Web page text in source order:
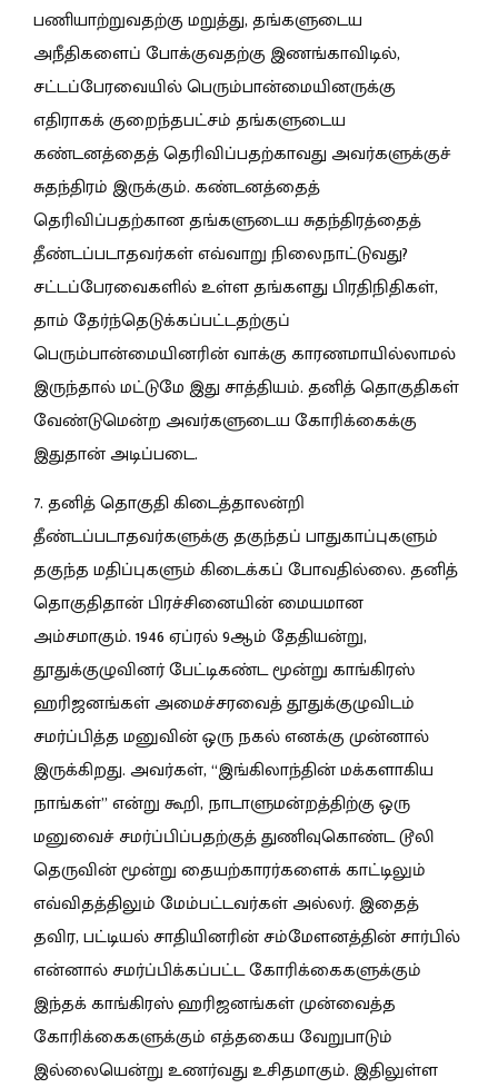
பணியாற்றுவதற்கு மறுத்து, தங்களுடைய
அநீதிகளைப் போக்குவதற்கு இணங்காவிடில்,
சட்டப்பேரவையில் பெரும்பான்மையினருக்கு
எதிராகக் குறைந்தபட்சம் தங்களுடைய
கண்டனத்தைத் தெரிவிப்பதற்காவது அவர்களுக்குச்
சுதந்திரம் இருக்கும். கண்டனத்தைத்
தெரிவிப்பதற்கான தங்களுடைய சுதந்திரத்தைத்
தீண்டப்படாதவர்கள் எவ்வாறு நிலைநாட்டுவது?
சட்டப்பேரவைகளில் உள்ள தங்களது பிரதிநிதிகள்,
தாம் தேர்ந்தெடுக்கப்பட்டதற்குப்
பெரும்பான்மையினரின் வாக்கு காரணமாயில்லாமல்
இருந்தால் மட்டுமே இது சாத்தியம். தனித் தொகுதிகள்
வேண்டுமென்ற அவர்களுடைய கோரிக்கைக்கு
இதுதான் அடிப்படை.
7. தனித் தொகுதி கிடைத்தாலன்றி
தீண்டப்படாதவர்களுக்கு தகுந்தப் பாதுகாப்புகளும்
தகுந்த மதிப்புகளும் கிடைக்கப் போவதில்லை. தனித்
தொகுதிதான் பிரச்சினையின் மையமான
அம்சமாகும். 1946 ஏப்ரல் 9ஆம் தேதியன்று,
தூதுக்குழுவினர் பேட்டிகண்ட மூன்று காங்கிரஸ்
ஹரிஜனங்கள் அமைச்சரவைத் தூதுக்குழுவிடம்
சமர்ப்பித்த மனுவின் ஒரு நகல் எனக்கு முன்னால்
இருக்கிறது. அவர்கள், “இங்கிலாந்தின் மக்களாகிய
நாங்கள்” என்று கூறி, நாடாளுமன்றத்திற்கு ஒரு
மனுவைச் சமர்ப்பிப்பதற்குத் துணிவுகொண்ட டூலி
தெருவின் மூன்று தையற்காரர்களைக் காட்டிலும்
எவ்விதத்திலும் மேம்பட்டவர்கள் அல்லர். இதைத்
தவிர, பட்டியல் சாதியினரின் சம்மேளனத்தின் சார்பில்
என்னால் சமர்ப்பிக்கப்பட்ட கோரிக்கைகளுக்கும்
இந்தக் காங்கிரஸ் ஹரிஜனங்கள் முன்வைத்த
கோரிக்கைகளுக்கும் எத்தகைய வேறுபாடும்
இல்லையென்று உணர்வது உசிதமாகும். இதிலுள்ள